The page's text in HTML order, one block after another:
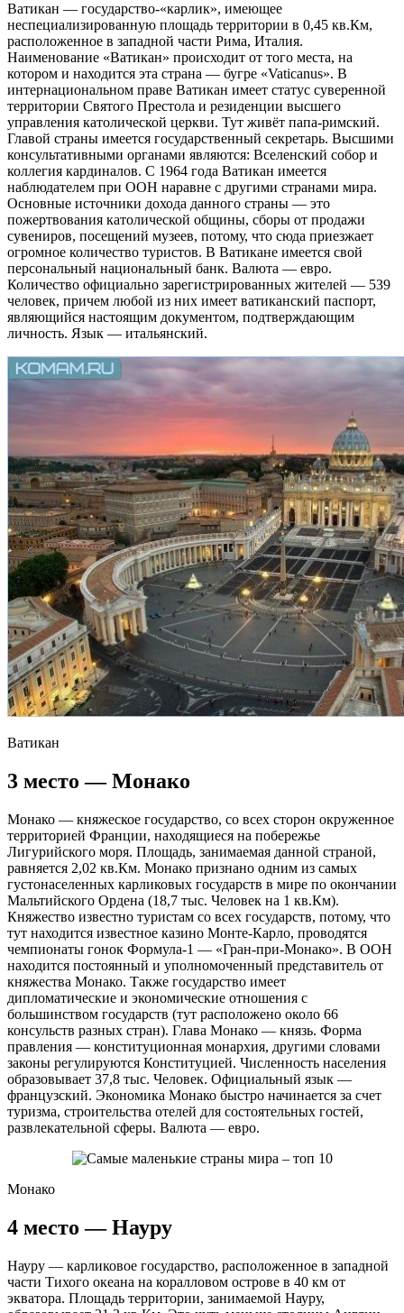
Ватикан — государство-«карлик», имеющее
неспециализированную площадь территории в 0,45 кв.Км,
расположенное в западной части Рима, Италия.
Наименование «Ватикан» происходит от того места, на
котором и находится эта страна — бугре «Vaticanus». В
интернациональном праве Ватикан имеет статус суверенной
территории Святого Престола и резиденции высшего
управления католической церкви. Тут живёт папа-римский.
Главой страны имеется государственный секретарь. Высшими
консультативными органами являются: Вселенский собор и
коллегия кардиналов. С 1964 года Ватикан имеется
наблюдателем при ООН наравне с другими странами мира.
Основные источники дохода данного страны — это
пожертвования католической общины, сборы от продажи
сувениров, посещений музеев, потому, что сюда приезжает
огромное количество туристов. В Ватикане имеется свой
персональный национальный банк. Валюта — евро.
Количество официально зарегистрированных жителей — 539
человек, причем любой из них имеет ватиканский паспорт,
являющийся настоящим документом, подтверждающим
личность. Язык — итальянский.
Ватикан
3 место — Монако
Монако — княжеское государство, со всех сторон окруженное
территорией Франции, находящиеся на побережье
Лигурийского моря. Площадь, занимаемая данной страной,
равняется 2,02 кв.Км. Монако признано одним из самых
густонаселенных карликовых государств в мире по окончании
Мальтийского Ордена (18,7 тыс. Человек на 1 кв.Км).
Княжество известно туристам со всех государств, потому, что
тут находится известное казино Монте-Карло, проводятся
чемпионаты гонок Формула-1 — «Гран-при-Монако». В ООН
находится постоянный и уполномоченный представитель от
княжества Монако. Также государство имеет
дипломатические и экономические отношения с
большинством государств (тут расположено около 66
консульств разных стран). Глава Монако — князь. Форма
правления — конституционная монархия, другими словами
законы регулируются Конституцией. Численность населения
образовывает 37,8 тыс. Человек. Официальный язык —
французский. Экономика Монако быстро начинается за счет
туризма, строительства отелей для состоятельных гостей,
развлекательной сферы. Валюта — евро.
Монако
4 место — Науру
Науру — карликовое государство, расположенное в западной
части Тихого океана на коралловом острове в 40 км от
экватора. Площадь территории, занимаемой Науру,